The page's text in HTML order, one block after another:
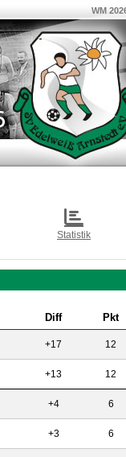
WM
Statistik
Diff Pkt
+17 12
+13 12
+4 6
+3 6